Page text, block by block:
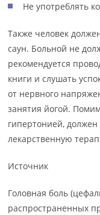
Не употреблять
Также человек
саун. Больной не
рекомендуется
книги и слушать
от нервного
занятия йогой.
гипертонией,
лекарственную
Источник
Головная боль
распространенных